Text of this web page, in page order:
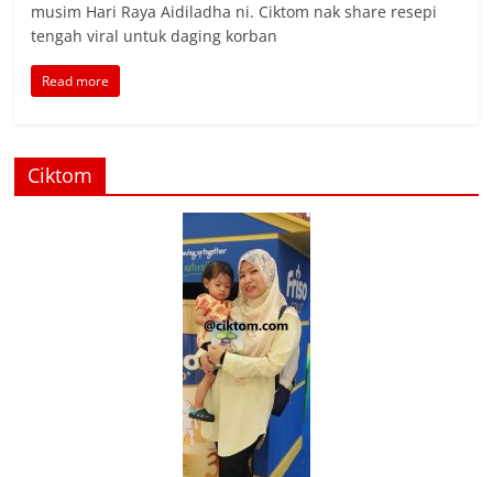
musim Hari Raya Aidiladha ni. Ciktom nak share resepi
tengah viral untuk daging korban
Read more
Ciktom